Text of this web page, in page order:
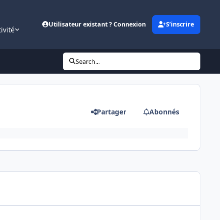
Utilisateur existant ? Connexion S’inscrire
Search...
Partager Abonnés